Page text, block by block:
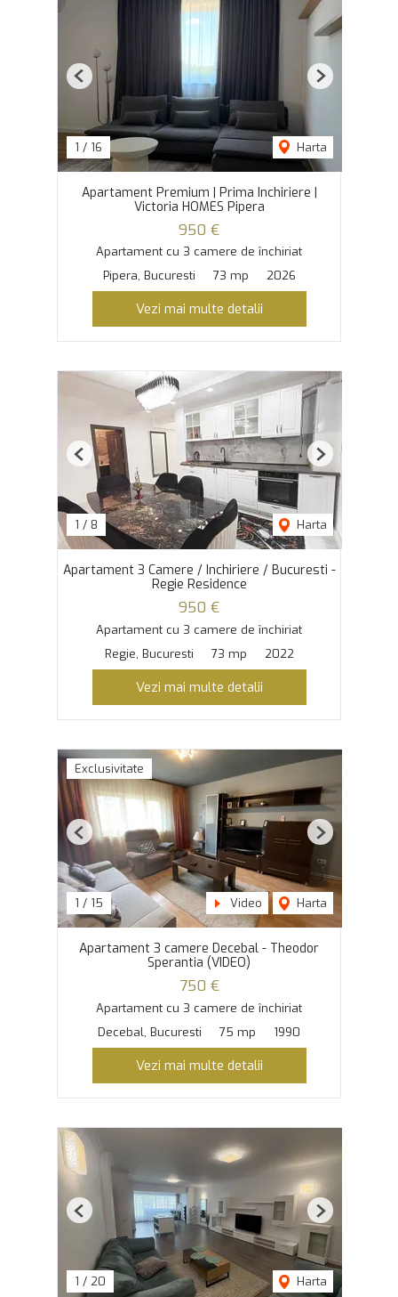
1 / 16 Harta
Previous Next
Apartament Premium | Prima Inchiriere |
Victoria HOMES Pipera
950 €
Apartament cu 3 camere de închiriat
Pipera, Bucuresti
73 mp 2026
Vezi mai multe detalii
1 / 8 Harta
Previous Next
Apartament 3 Camere / Inchiriere / Bucuresti -
Regie Residence
950 €
Apartament cu 3 camere de închiriat
Regie, Bucuresti
73 mp 2022
Vezi mai multe detalii
Exclusivitate
1 / 15 Video Harta
Previous Next
Apartament 3 camere Decebal - Theodor
Sperantia (VIDEO)
750 €
Apartament cu 3 camere de închiriat
Decebal, Bucuresti
75 mp 1990
Vezi mai multe detalii
1 / 20 Harta
Previous Next